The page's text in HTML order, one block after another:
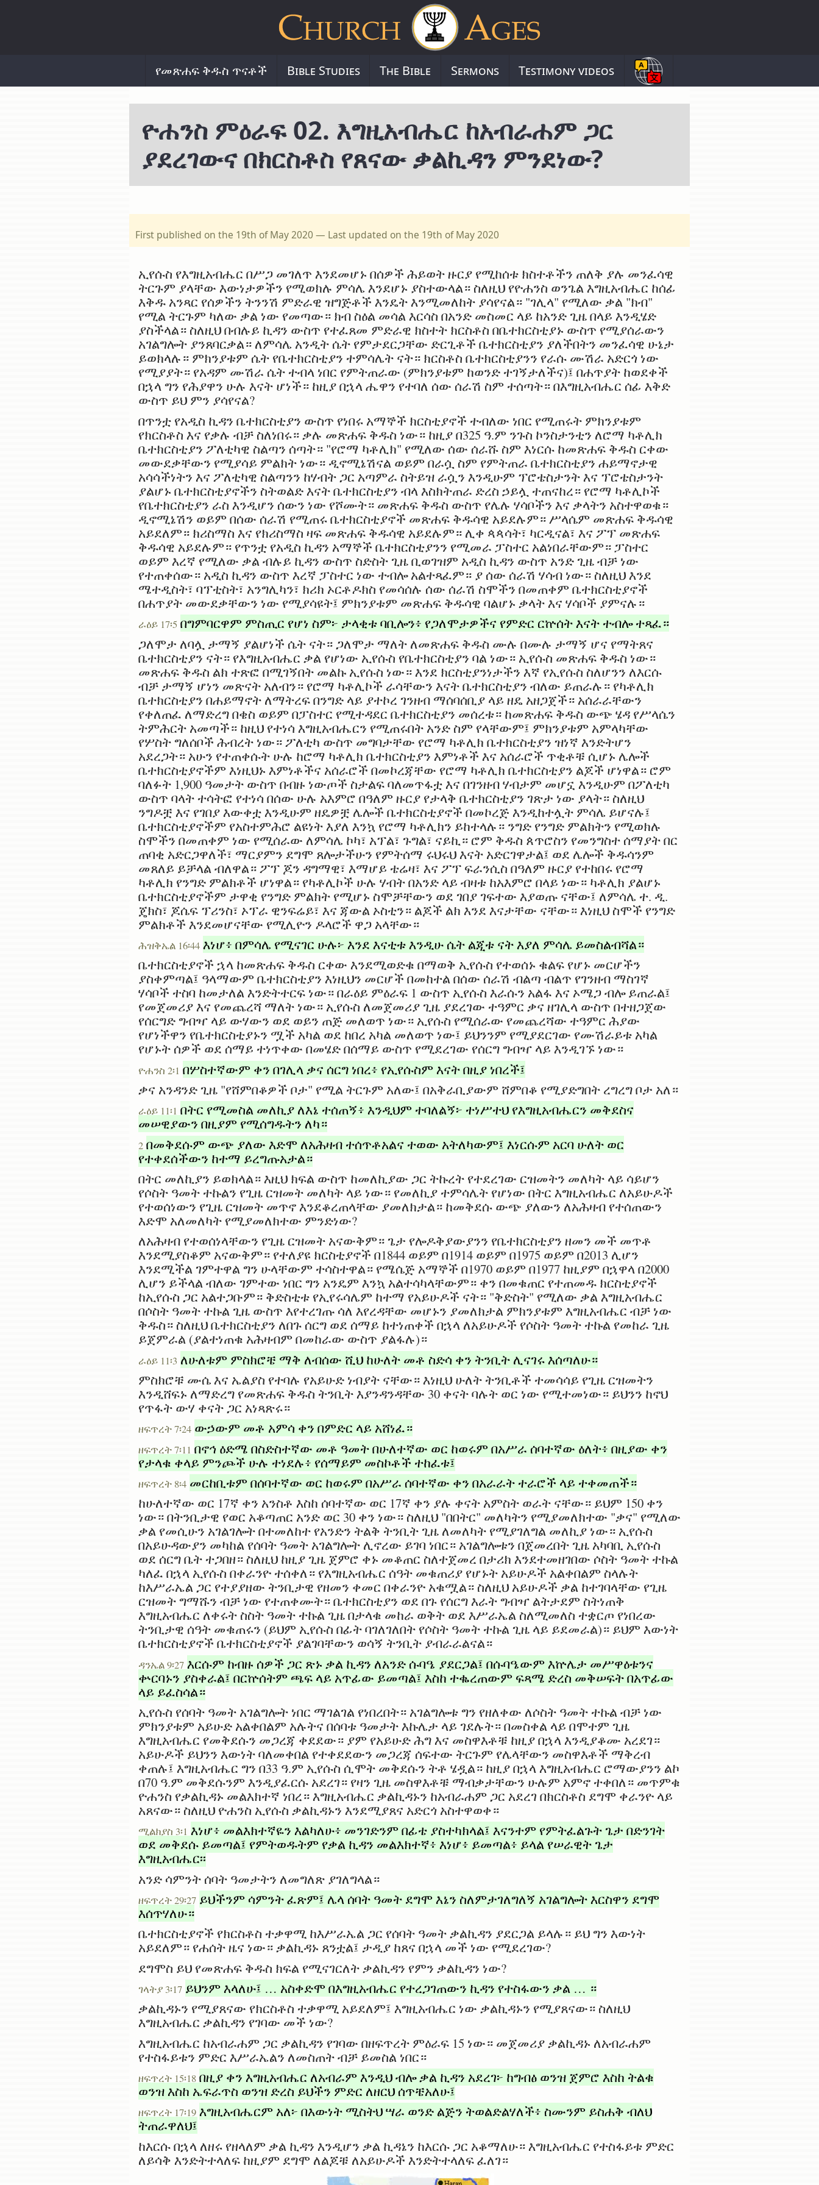
የመጽሐፍ ቅዱስ ጥናቶች Bible Studies The Bible Sermons Testimony videos
ዮሐንስ ምዕራፍ 02. እግዚአብሔር ከአብራሐም ጋር
ያደረገውና በክርስቶስ የጸናው ቃልኪዳን ምንደነው?
First published on the 19th of May 2020 — Last updated on the 19th of May 2020
ኢየሱስ የእግዚአብሔር በሥጋ መገለጥ እንደመሆኑ በሰዎች ሕይወት ዙርያ የሚከሰቱ ክስተቶችን ጠለቅ ያሉ መንፈሳዊ
ትርጉም ያላቸው እውነታዎችን የሚወክሉ ምሳሌ እንደሆኑ ያስተውላል። ስለዚህ የዮሐንስ ወንጌል እግዚአብሔር ከሰፊ
እቅዱ አንጻር የሰዎችን ትንንሽ ምድራዊ ዝግጅቶች እንዴት እንሚመለከት ያሳየናል። "ገሊላ" የሚለው ቃል "ክብ"
የሚል ትርጉም ካለው ቃል ነው የመጣው። ክብ ስዕል መሳል እርሳስ በአንድ መስመር ላይ ከአንድ ጊዜ በላይ እንዲሄድ
ያስችላል። ስለዚህ በብሉይ ኪዳን ውስጥ የተፈጸመ ምድራዊ ክስተት ክርስቶስ በቤተክርስቲያኑ ውስጥ የሚያሰራውን
አገልግሎት ያንጸባርቃል። ለምሳሌ አንዲት ሴት የምታደርጋቸው ድርጊቶች ቤተክርስቲያን ያለችበትን መንፈሳዊ ሁኔታ
ይወክላሉ። ምክንያቱም ሴት የቤተክርስቲያን ተምሳሌት ናት። ክርስቶስ ቤተክርስቲያንን የራሱ ሙሽራ አድርጎ ነው
የሚያያት። የአዳም ሙሽራ ሴት ተብላ ነበር የምትጠራው (ምክንያቱም ከወንድ ተገኝታለችና)፤ በሐጥያት ከወደቀች
በኋላ ግን የሕያዋን ሁሉ እናት ሆነች። ከዚያ በኋላ ሔዋን የተባለ ሰው ሰራሽ ስም ተሰጣት። በእግዚአብሔር ሰፊ እቅድ
ውስጥ ይህ ምን ያሳየናል?
በጥንቷ የአዲስ ኪዳን ቤተክርስቲያን ውስጥ የነበሩ አማኞች ክርስቲያኖች ተብለው ነበር የሚጠሩት ምክንያቱም
የክርስቶስ እና የቃሉ ብቻ ስለነበሩ። ቃሉ መጽሐፍ ቅዱስ ነው። ከዚያ በ325 ዓ.ም ንጉስ ኮንስታንቲን ለሮማ ካቶሊክ
ቤተክርስቲያን ፖለቲካዊ ስልጣን ሰጣት። "የሮማ ካቶሊክ" የሚለው ሰው ሰራሹ ስም እነርሱ ከመጽሐፍ ቅዱስ ርቀው
መውደቃቸውን የሚያሳይ ምልክት ነው። ዲኖሚኔሽናል ወይም በራሷ ስም የምትጠራ ቤተክርስቲያን ሐይማኖታዊ
አሳሳችነትን እና ፖለቲካዊ ስልጣንን ከሃብት ጋር አጣምራ ስትይዝ ራሷን እንዲሁም ፕሮቴስታንት እና ፕሮቴስታንት
ያልሆኑ ቤተክርስቲያኖችን ስትወልድ እናት ቤተክርስቲያን ብላ እስክትጠራ ድረስ ኃይሏ ተጠናከረ። የሮማ ካቶሊኮች
የቤተክርስቲያን ራስ እንዲሆን ሰውን ነው የሾሙት። መጽሐፍ ቅዱስ ውስጥ የሌሉ ሃሳቦችን እና ቃላትን አስተዋወቁ።
ዲኖሚኔሽን ወይም በሰው ሰራሽ የሚጠሩ ቤተክርስቲያኖች መጽሐፍ ቅዱሳዊ አይደሉም። ሥላሴም መጽሐፍ ቅዱሳዊ
አይደለም። ክሪስማስ እና የክሪስማስ ዛፍ መጽሐፍ ቅዱሳዊ አይደሉም። ሊቀ ጳጳሳት፣ ካርዲናል፣ እና ፖፕ መጽሐፍ
ቅዱሳዊ አይደሉም። የጥንቷ የአዲስ ኪዳን አማኞች ቤተክርስቲያንን የሚመራ ፓስተር አልነበራቸውም። ፓስተር
ወይም እረኛ የሚለው ቃል ብሉይ ኪዳን ውስጥ ስድስት ጊዜ ቢወገዝም አዲስ ኪዳን ውስጥ አንድ ጊዜ ብቻ ነው
የተጠቀሰው። አዲስ ኪዳን ውስጥ እረኛ ፓስተር ነው ተብሎ አልተጻፈም። ያ ሰው ሰራሽ ሃሳብ ነው። ስለዚህ እንደ
ሜተዲስት፣ ባፕቲስት፣ አንግሊካን፣ ክሪክ ኦርቶዶክስ የመሳሰሉ ሰው ሰራሽ ስሞችን በመጠቀም ቤተክርስቲያኖች
በሐጥያት መውደቃቸውን ነው የሚያሳዩት፤ ምክንያቱም መጽሐፍ ቅዱሳዊ ባልሆኑ ቃላት እና ሃሳቦች ያምናሉ።
ራዕይ 17፡5 በግምባርዋም ምስጢር የሆነ ስም፦ ታላቂቱ ባቢሎን፥ የጋለሞታዎችና የምድር ርኵሰት እናት ተብሎ ተጻፈ።
ጋለሞታ ለባሏ ታማኝ ያልሆነች ሴት ናት። ጋለሞታ ማለት ለመጽሐፍ ቅዱስ ሙሉ በሙሉ ታማኝ ሆና የማትጸና
ቤተክርስቲያን ናት። የእግዚአብሔር ቃል የሆነው ኢየሱስ የቤተክርስቲያን ባል ነው። ኢየሱስ መጽሐፍ ቅዱስ ነው።
መጽሐፍ ቅዱስ ልክ ተጽፎ በሚገኝበት መልኩ ኢየሱስ ነው። እንደ ክርስቲያንነታችን እኛ የኢየሱስ ስለሆንን ለእርሱ
ብቻ ታማኝ ሆነን መጽናት አለብን። የሮማ ካቶሊኮች ራሳቸውን እናት ቤተክርስቲያን ብለው ይጠራሉ። የካቶሊክ
ቤተክርስቲያን በሐይማኖት ለማትረፍ በንግድ ላይ ያተኮረ ገንዘብ ማሰባሰቢያ ላይ ዘዴ አዘጋጀች። አሰራራቸውን
የቀለጠፈ ለማድረግ በቄስ ወይም በፓስተር የሚተዳደር ቤተክርስቲያን መሰረቱ። ከመጽሐፍ ቅዱስ ውጭ ሄዳ የሥላሴን
ትምሕርት አመጣች። ከዚህ የተነሳ እግዚአብሔርን የሚጠሩበት አንድ ስም የላቸውም፤ ምክንያቱም አምላካቸው
የሦስት ግለሰቦች ሕብረት ነው። ፖለቲካ ውስጥ መግባታቸው የሮማ ካቶሊክ ቤተክርስቲያን ዝነኛ እንድትሆን
አደረጋት። አሁን የተጠቀሱት ሁሉ ከሮማ ካቶሊክ ቤተክርስቲያን እምነቶች እና አሰራሮች ጥቂቶቹ ሲሆኑ ሌሎች
ቤተክርስቲያኖችም እነዚህኑ እምነቶችና አሰራሮች በመኮረጃቸው የሮማ ካቶሊክ ቤተክርስቲያን ልጆች ሆነዋል። ሮም
ባለፉት 1,900 ዓመታት ውስጥ በብዙ ነውጦች ስታልፍ ባለመጥፋቷ እና በገንዘብ ሃብታም መሆኗ እንዲሁም በፖለቲካ
ውስጥ ባላት ተሳትፎ የተነሳ በሰው ሁሉ አእምሮ በዓለም ዙርያ የታላቅ ቤተክርስቲያን ገጽታ ነው ያላት። ስለዚህ
ንግዶቿ እና የገበያ እውቀቷ እንዲሁም ዘዴዎቿ ሌሎች ቤተክርስቲያኖች በመኮረጅ እንዲከተሏት ምሳሌ ይሆናሉ፤
ቤተክርስቲያኖችም የአስተምሕሮ ልዩነት እያለ እንኳ የሮማ ካቶሊክን ይከተላሉ። ንግድ የንግድ ምልክትን የሚወክሉ
ስሞችን በመጠቀም ነው የሚሰራው ለምሳሌ ኮካ፣ አፕል፣ ጉግል፣ ናይኪ። ሮም ቅዱስ ጰጥሮስን የመንግስተ ሰማያት በር
ጠባቂ አድርጋዋለች፣ ማርያምን ደግሞ ጸሎታችሁን የምትሰማ ሩህሩህ እናት አድርገዋታል፤ ወደ ሌሎች ቅዱሳንም
መጸለይ ይቻላል ብለዋል። ፖፕ ጆን ዳግማዊ፣ እማሆይ ቴሬዛ፣ እና ፖፕ ፍራንሲስ በዓለም ዙርያ የተከበሩ የሮማ
ካቶሊክ የንግድ ምልክቶች ሆነዋል። የካቶሊኮች ሁሉ ሃብት በአንድ ላይ ብዛቱ ከአእምሮ በላይ ነው። ካቶሊክ ያልሆኑ
ቤተክርስቲያኖችም ታዋቂ የንግድ ምልክት የሚሆኑ ስሞቻቸውን ወደ ገበያ ገፍተው እያወጡ ናቸው፤ ለምሳሌ ተ. ዲ.
ጄክስ፣ ጆሴፍ ፕሪንስ፣ ኦፕራ ዊንፍሬይ፣ እና ጃውል ኦስቲን። ልጆች ልክ እንደ እናታቸው ናቸው። እነዚህ ስሞች የንግድ
ምልክቶች እንደመሆናቸው የሚሊዮን ዶላሮች ዋጋ አላቸው።
ሕዝቅኤል 16፡44 እነሆ፥ በምሳሌ የሚናገር ሁሉ፦ እንደ እናቲቱ እንዲሁ ሴት ልጂቱ ናት እያለ ምሳሌ ይመስልብሻል።
ቤተክርስቲያኖች ኋላ ከመጽሐፍ ቅዱስ ርቀው እንደሚወድቁ በማወቅ ኢየሱስ የተወሰኑ ቁልፍ የሆኑ መርሆችን
ያስቀምጣል፤ ዓላማውም ቤተክርስቲያን እነዚህን መርሆች በመከተል በሰው ሰራሽ ብልጣ ብልጥ የገንዘብ ማስገኛ
ሃሳቦች ተስባ ከመታለል እንድትተርፍ ነው። በራዕይ ምዕራፍ 1 ውስጥ ኢየሱስ እራሱን አልፋ እና ኦሜጋ ብሎ ይጠራል፤
የመጀመሪያ እና የመጨረሻ ማለት ነው። ኢየሱስ ለመጀመሪያ ጊዜ ያደረገው ተዓምር ቃና ዘገሊላ ውስጥ በተዘጋጀው
የሰርግድ ግብዣ ላይ ውሃውን ወደ ወይን ጠጅ መለወጥ ነው። ኢየሱስ የሚሰራው የመጨረሻው ተዓምር ሕያው
የሆነችዋን የቤተክርስቲያኑን ሟች አካል ወደ ከበረ አካል መለወጥ ነው፤ ይህንንም የሚያደርገው የሙሽራይቱ አካል
የሆኑት ሰዎች ወደ ሰማይ ተነጥቀው በመሄድ በሰማይ ውስጥ የሚደረገው የሰርግ ግብዣ ላይ እንዲገኙ ነው።
ዮሐንስ 2፡1 በሦስተኛውም ቀን በገሊላ ቃና ሰርግ ነበረ፥ የኢየሱስም እናት በዚያ ነበረች፤
ቃና አንዳንድ ጊዜ "የሸምበቆዎች ቦታ" የሚል ትርጉም አለው፤ በአቅራቢያውም ሸምበቆ የሚያድግበት ረግረግ ቦታ አለ።
ራዕይ 11፡1 በትር የሚመስል መለኪያ ለእኔ ተሰጠኝ፥ እንዲህም ተባለልኝ፦ ተነሥተህ የእግዚአብሔርን መቅደስና
መሠዊያውን በዚያም የሚሰግዱትን ለካ።
2 በመቅደሱም ውጭ ያለው እድሞ ለአሕዛብ ተሰጥቶአልና ተወው አትለካውም፤ እነርሱም አርባ ሁለት ወር
የተቀደሰችውን ከተማ ይረግጡአታል።
በትር መለኪያን ይወክላል። እዚህ ክፍል ውስጥ ከመለኪያው ጋር ትኩረት የተደረገው ርዝመትን መለካት ላይ ሳይሆን
የሶስት ዓመት ተኩልን የጊዜ ርዝመት መለካት ላይ ነው። የመለኪያ ተምሳሌት የሆነው በትር እግዚአብሔር ለአይሁዶች
የተወሰነውን የጊዜ ርዝመት መጥኖ እንደቆረጠላቸው ያመለክታል። ከመቅደሱ ውጭ ያለውን ለአሕዛብ የተሰጠውን
እድሞ አለመለካት የሚያመለክተው ምንድነው?
ለአሕዛብ የተወሰነላቸውን የጊዜ ርዝመት አናውቅም። ጌታ የሎዶቅያውያንን የቤተክርስቲያን ዘመን መች መጥቶ
እንደሚያስቆም አናውቅም። የተለያዩ ክርስቲያኖች በ1844 ወይም በ1914 ወይም በ1975 ወይም በ2013 ሊሆን
እንደሚችል ገምተዋል ግን ሁላቸውም ተሳስተዋል። የሜሴጅ አማኞች በ1970 ወይም በ1977 ከዚያም በኋዋላ በ2000
ሊሆን ይችላል ብለው ገምተው ነበር ግን አንዴም እንኳ አልተሳካላቸውም። ቀን በመቁጠር የተጠመዱ ክርስቲያኖች
ከኢየሱስ ጋር አልተጋቡም። ቅድስቲቱ የኢየሩሳሌም ከተማ የአይሁዶች ናት። "ቅድስት" የሚለው ቃል እግዚአብሔር
በሶስት ዓመት ተኩል ጊዜ ውስጥ እየተረገጡ ሳለ እየረዳቸው መሆኑን ያመለክታል ምክንያቱም እግዚአብሔር ብቻ ነው
ቅዱስ። ስለዚህ ቤተክርስቲያን ለበጉ ሰርግ ወደ ሰማይ ከተነጠቀች በኋላ ለአይሁዶች የሶስት ዓመት ተኩል የመከራ ጊዜ
ይጀምራል (ያልተነጠቁ አሕዛብም በመከራው ውስጥ ያልፋሉ)።
ራዕይ 11፡3 ለሁለቱም ምስክሮቼ ማቅ ለብሰው ሺህ ከሁለት መቶ ስድሳ ቀን ትንቢት ሊናገሩ እሰጣለሁ።
ምስክሮቹ ሙሴ እና ኤልያስ የተባሉ የአይሁድ ነብያት ናቸው። እነዚህ ሁለት ትንቢቶች ተመሳሳይ የጊዜ ርዝመትን
እንዲሸፍኑ ለማድረግ የመጽሐፍ ቅዱስ ትንቢት እያንዳንዳቸው 30 ቀናት ባሉት ወር ነው የሚተመነው። ይህንን ከኖህ
የጥፋት ውሃ ቀናት ጋር አነጻጽሩ።
ዘፍጥረት 7፡24 ውኃውም መቶ አምሳ ቀን በምድር ላይ አሸነፈ።
ዘፍጥረት 7፡11 በኖኅ ዕድሜ በስድስተኛው መቶ ዓመት በሁለተኛው ወር ከወሩም በአሥራ ሰባተኛው ዕለት፥ በዚያው ቀን
የታላቁ ቀላይ ምንጮች ሁሉ ተነደሉ፥ የሰማይም መስኮቶች ተከፈቱ፤
ዘፍጥረት 8፡4 መርከቢቱም በሰባተኛው ወር ከወሩም በአሥራ ሰባተኛው ቀን በአራራት ተራሮች ላይ ተቀመጠች።
ከሁለተኛው ወር 17ኛ ቀን አንስቶ እስከ ሰባተኛው ወር 17ኛ ቀን ያሉ ቀናት አምስት ወራት ናቸው። ይህም 150 ቀን
ነው። በትንቢታዊ የወር አቆጣጠር አንድ ወር 30 ቀን ነው። ስለዚህ "በበትር" መለካትን የሚያመለክተው "ቃና" የሚለው
ቃል የመሲሁን አገልገሎት በተመለከተ የአንድን ትልቅ ትንቢት ጊዜ ለመለካት የሚያገለግል መለኪያ ነው። ኢየሱስ
በአይሁዳውያን መካከል የሰባት ዓመት አገልግሎት ሊኖረው ይገባ ነበር። አገልግሎቱን በጀመረበት ጊዜ አካባቢ ኢየሱስ
ወደ ሰርግ ቤት ተጋበዘ። ስለዚህ ከዚያ ጊዜ ጀምሮ ቀኑ መቆጠር ስለተጀመረ በታሪክ እንደተመዘገበው ሶስት ዓመት ተኩል
ካለፈ በኋላ ኢየሱስ በቀራንዮ ተሰቀለ። የእግዚአብሔር ሰዓት መቁጠሪያ የሆኑት አይሁዶች አልቀበልም ስላሉት
ከእሥራኤል ጋር የተያያዘው ትንቢታዊ የዘመን ቀመር በቀራንዮ አቁሟል። ስለዚህ አይሁዶች ቃል ከተገባላቸው የጊዜ
ርዝመት ግማሹን ብቻ ነው የተጠቀሙት። ቤተክርስቲያን ወደ በጉ የሰርግ እራት ግብዣ ልትታደም ስትነጠቅ
እግዚአብሔር ለቀሩት ስስት ዓመት ተኩል ጊዜ በታላቁ መከራ ወቅት ወደ እሥራኤል ስለሚመለስ ተቋርጦ የነበረው
ትንቢታዊ ሰዓት መቁጠሩን (ይህም ኢየሱስ በፊት ባገለገለበት የሶስት ዓመት ተኩል ጊዜ ላይ ይደመራል)። ይህም እውነት
ቤተክርስቲያኖች ቤተክርስቲያኖች ያልገባቸውን ወሳኝ ትንቢት ያብራራልናል።
ዳንኤል 9፡27 እርሱም ከብዙ ሰዎች ጋር ጽኑ ቃል ኪዳን ለአንድ ሱባዔ ያደርጋል፤ በሱባዔውም እኵሌታ መሥዋዕቱንና
ቍርባኑን ያስቀራል፤ በርኵሰትም ጫፍ ላይ አጥፊው ይመጣል፤ እስከ ተቈረጠውም ፍጻሜ ድረስ መቅሠፍት በአጥፊው
ላይ ይፈስሳል።
ኢየሱስ የሰባት ዓመት አገልግሎት ነበር ማገልገል የነበረበት። አገልግሎቱ ግን የዘለቀው ለሶስት ዓመት ተኩል ብቻ ነው
ምክንያቱም አይሁድ አልቀበልም አሉትና በሰባቱ ዓመታት እኩሌታ ላይ ገደሉት። በመስቀል ላይ በሞተም ጊዜ
እግዚአብሔር የመቅደሱን መጋረጃ ቀደደው። ያም የአይሁድ ሕግ እና መስዋእቶቹ ከዚያ በኋላ እንዲያቆሙ አረደገ።
አይሁዶች ይህንን እውነት ባለመቀበል የተቀደደውን መጋረጃ ሰፍተው ትርጉም የሌላቸውን መስዋእቶች ማቅረብ
ቀጠሉ፤ እግዚአብሔር ግን በ33 ዓ.ም ኢየሱስ ሲሞት መቅደሱን ትቶ ሄዷል። ከዚያ በኋላ እግዚአብሔር ሮማውያንን ልኮ
በ70 ዓ.ም መቅደሱንም እንዲያፈርሱ አደረገ። የዛን ጊዜ መስዋእቶቹ ማብቃታቸውን ሁሉም አምኖ ተቀበለ። መጥምቁ
ዮሐንስ የቃልኪዳኑ መልእክተኛ ነበረ። እግዚአብሔር ቃልኪዳኑን ከአብራሐም ጋር አደረገ በክርስቶስ ደግሞ ቀራንዮ ላይ
አጸናው። ስለዚህ ዮሐንስ ኢየሱስ ቃልኪዳኑን እንደሚያጸና አድርጎ አስተዋወቀ።
ሚልክያስ 3፡1 እነሆ፥ መልእክተኛዬን እልካለሁ፥ መንገድንም በፊቴ ያስተካክላል፤ እናንተም የምትፈልጉት ጌታ በድንገት
ወደ መቅደሱ ይመጣል፤ የምትወዱትም የቃል ኪዳን መልእክተኛ፥ እነሆ፥ ይመጣል፥ ይላል የሠራዊት ጌታ
እግዚአብሔር፡፡
አንድ ሳምንት ሰባት ዓመታትን ለመግለጽ ያገለግላል።
ዘፍጥረት 29፡27 ይህችንም ሳምንት ፈጽም፤ ሌላ ሰባት ዓመት ደግሞ እኔን ስለምታገለግለኝ አገልግሎት እርስዋን ደግሞ
እሰጥሃለሁ።
ቤተክርስቲያኖች የክርስቶስ ተቃዋሚ ከእሥራኤል ጋር የሰባት ዓመት ቃልኪዳን ያደርጋል ይላሉ። ይህ ግን እውነት
አይደለም። የሐሰት ዜና ነው። ቃልኪዳኑ ጸንቷል፤ ታዲያ ከጸና በኋላ መች ነው የሚደረገው?
ደግሞስ ይህ የመጽሐፍ ቅዱስ ክፍል የሚናገርለት ቃልኪዳን የምን ቃልኪዳን ነው?
ገላትያ 3፡17 ይህንም እላለሁ፤ … አስቀድሞ በእግዚአብሔር የተረጋገጠውን ኪዳን የተስፋውን ቃል … ።
ቃልኪዳኑን የሚያጸናው የክርስቶስ ተቃዋሚ አይደለም፤ እግዚአብሔር ነው ቃልኪዳኑን የሚያጸናው። ስለዚህ
እግዚአብሔር ቃልኪዳን የገባው መች ነው?
እግዚአብሔር ከአብራሐም ጋር ቃልኪዳን የገባው በዘፍጥረት ምዕራፍ 15 ነው። መጀመሪያ ቃልኪዳኑ ለአብራሐም
የተስፋይቱን ምድር እሥራኤልን ለመስጠት ብቻ ይመስል ነበር።
ዘፍጥረት 15፡18 በዚያ ቀን እግዚአብሔር ለአብራም እንዲህ ብሎ ቃል ኪዳን አደረገ፦ ከግብፅ ወንዝ ጀምሮ እስከ ትልቁ
ወንዝ እስከ ኤፍራጥስ ወንዝ ድረስ ይህችን ምድር ለዘርህ ሰጥቼአለሁ፤
ዘፍጥረት 17፡19 እግዚአብሔርም አለ፦ በእውነት ሚስትህ ሣራ ወንድ ልጅን ትወልድልሃለች፥ ስሙንም ይስሐቅ ብለህ
ትጠራዋለህ፤
ከእርሱ በኋላ ለዘሩ የዘላለም ቃል ኪዳን እንዲሆን ቃል ኪዳኔን ከእርሱ ጋር አቆማለሁ። እግዚአብሔር የተስፋይቱ ምድር
ለይሳቅ እንድትተላለፍ ከዚያም ደግሞ ለልጆቹ ለአይሁዶች እንድትተላለፍ ፈለገ።